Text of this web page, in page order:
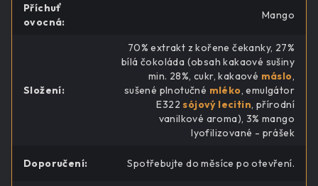
Příchuť
ovocná:
Mango
Složení:
70% extrakt z kořene čekanky, 27%
bílá čokoláda (obsah kakaové sušiny
min. 28%, cukr, kakaové máslo,
sušené plnotučné mléko, emulgátor
E322sójový lecitin, přírodní
vanilkové aroma), 3% mango
lyofilizované - prášek
Doporučení: Spotřebujte do měsíce po otevření.